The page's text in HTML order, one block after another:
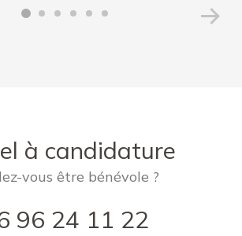
à candidature
vous être bénévole ?
96 24 11 22